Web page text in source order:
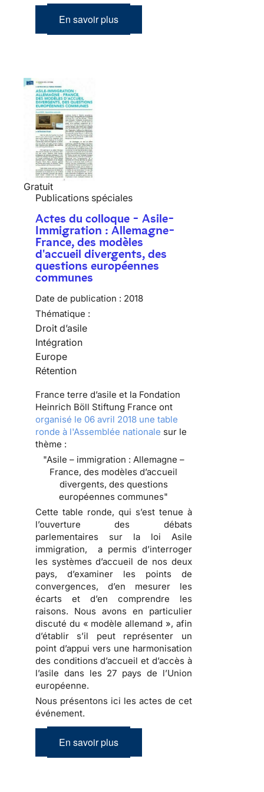
En savoir plus
Gratuit
Publications spéciales
Actes du colloque - Asile-
Immigration : Allemagne-
France, des modèles
d'accueil divergents, des
questions européennes
communes
Date de publication : 2018
Thématique :
Droit d’asile
Intégration
Europe
Rétention
France terre d’asile et la Fondation
Heinrich Böll Stiftung France ont
organisé le 06 avril 2018 une table
ronde à l'Assemblée nationale sur le
thème :
"Asile – immigration : Allemagne –
France, des modèles d’accueil
divergents, des questions
européennes communes"
Cette table ronde, qui s’est tenue à
l’ouverture des débats
parlementaires sur la loi Asile
immigration, a permis d’interroger
les systèmes d’accueil de nos deux
pays, d’examiner les points de
convergences, d’en mesurer les
écarts et d’en comprendre les
raisons. Nous avons en particulier
discuté du « modèle allemand », afin
d’établir s’il peut représenter un
point d’appui vers une harmonisation
des conditions d’accueil et d’accès à
l’asile dans les 27 pays de l’Union
européenne.
Nous présentons ici les actes de cet
événement.
En savoir plus